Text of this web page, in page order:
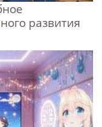
развития